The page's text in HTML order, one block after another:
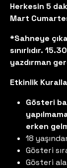
Herkesin 5
Mart
*Sahneye
sınırlıdır.
yazdırman
Etkinlik
Gösteri
erken
18
Gösteri
Gösteri